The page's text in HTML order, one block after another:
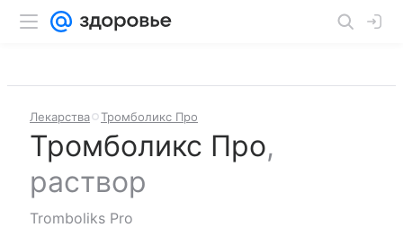
Лекарства Тромболикс Про
Тромболикс Про,
раствор
Tromboliks Pro